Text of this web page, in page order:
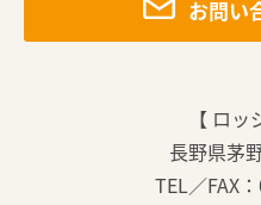
お問い
【 ロッ
長野県茅
TEL／FAX